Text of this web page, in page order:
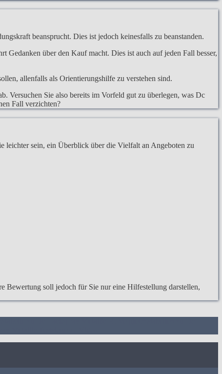
beansprucht. Dies ist jedoch keinesfalls zu beanstanden.
Gedanken über den Kauf macht. Dies ist auch auf jeden Fall besser,
allenfalls als Orientierungshilfe zu verstehen sind.
Versuchen Sie also bereits im Vorfeld gut zu überlegen, was Dc
Fall verzichten?
leichter sein, ein Überblick über die Vielfalt an Angeboten zu
Bewertung soll jedoch für Sie nur eine Hilfestellung darstellen,